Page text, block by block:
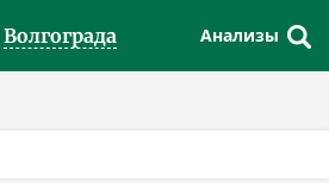
Волгограда Анализы